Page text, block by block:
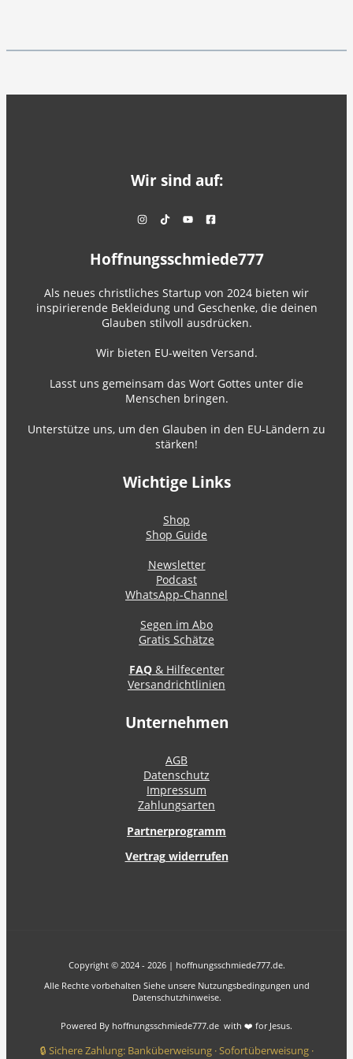
Wir sind auf:
Hoffnungsschmiede777
Als neues christliches Startup von 2024 bieten wir
inspirierende Bekleidung und Geschenke, die deinen
Glauben stilvoll ausdrücken.
Wir bieten EU-weiten Versand.
Lasst uns gemeinsam das Wort Gottes unter die
Menschen bringen.
Unterstütze uns, um den Glauben in den EU-Ländern zu
stärken!
Wichtige Links
Shop
Shop Guide
Newsletter
Podcast
WhatsApp-Channel
Segen im Abo
Gratis Schätze
FAQ& Hilfecenter
Versandrichtlinien
Unternehmen
AGB
Datenschutz
Impressum
Zahlungsarten
Partnerprogramm
Vertrag widerrufen
Copyright © 2024 - 2026 | hoffnungsschmiede777.de.
Alle Rechte vorbehalten Siehe unsere Nutzungsbedingungen und
Datenschutzhinweise.
Powered By hoffnungsschmiede777.de with ❤️ for Jesus.
🔒 Sichere Zahlung: Banküberweisung · Sofortüberweisung ·